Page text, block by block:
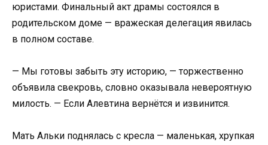
юристами. Финальный акт драмы состоялся в
родительском доме — вражеская делегация явилась
в полном составе.
— Мы готовы забыть эту историю, — торжественно
объявила свекровь, словно оказывала невероятную
милость. — Если Алевтина вернётся и извинится.
Мать Альки поднялась с кресла — маленькая, хрупкая